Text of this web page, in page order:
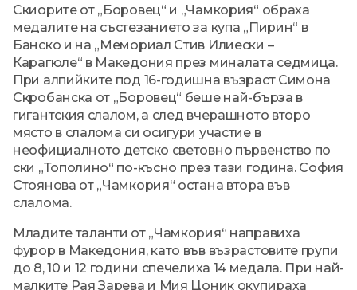
Скиорите от „Боровец“ и „Чамкория“ обраха
медалите на състезанието за купа „Пирин“ в
Банско и на „Мемориал Стив Илиески –
Карагюле“ в Македония през миналата седмица.
При алпийките под 16-годишна възраст Симона
Скробанска от „Боровец“ беше най-бърза в
гигантския слалом, а след вчерашното второ
място в слалома си осигури участие в
неофициалното детско световно първенство по
ски „Тополино“ по-късно през тази година. София
Стоянова от „Чамкория“ остана втора във
слалома.
Младите таланти от „Чамкория“ направиха
фурор в Македония, като във възрастовите групи
до 8, 10 и 12 години спечелиха 14 медала. При най-
малките Рая Зарева и Мия Цоник окупираха